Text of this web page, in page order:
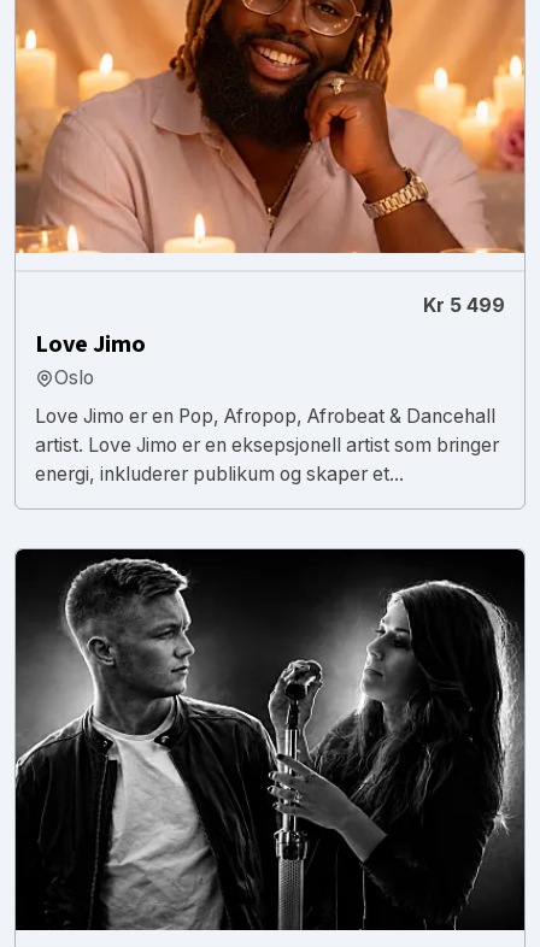
Kr 5 499
Love Jimo
Oslo
Love Jimo er en Pop, Afropop, Afrobeat & Dancehall
artist. Love Jimo er en eksepsjonell artist som bringer
energi, inkluderer publikum og skaper et...